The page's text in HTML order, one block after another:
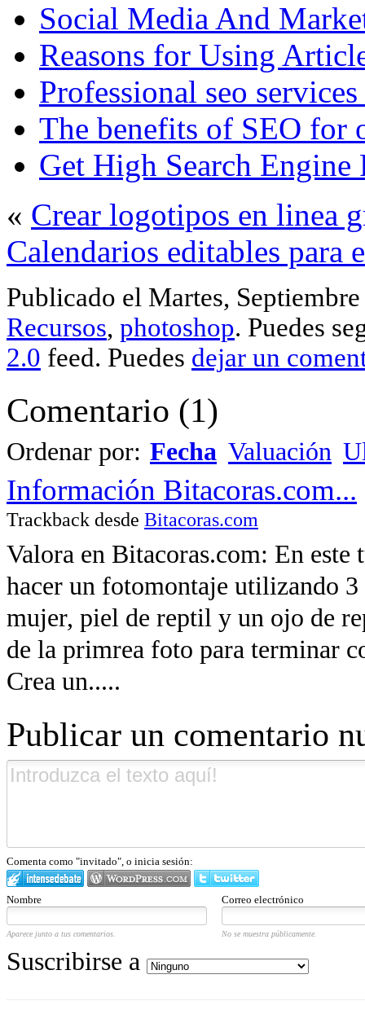
Social Media And
Reasons for Using
Professional seo
The benefits of SEO for
Get High Search Engine
« Crear logotipos en linea
Calendarios editables para
Publicado el Martes,
Recursos, photoshop. Puedes
2.0 feed. Puedes dejar un
Comentario (1)
Ordenar por: Fecha Valuación
Información Bitacoras.com...
Trackback desde Bitacoras.com
Valora en Bitacoras.com: En
hacer un fotomontaje utilizando 3
mujer, piel de reptil y un ojo de
de la primrea foto para terminar
Crea un.....
Publicar un comentario
Comenta como "invitado", o inicia sesión:
Nombre Correo electrónico
Aparece junto a tus comentarios. No se muestra públicamente.
Suscribirse a